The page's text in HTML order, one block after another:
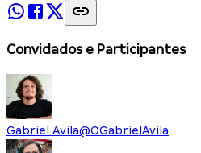
Convidados e Participantes
Gabriel Avila@OGabrielAvila